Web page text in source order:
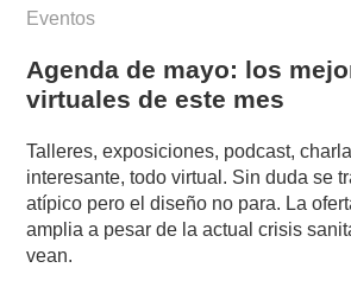
Eventos
Agenda de mayo: los
virtuales de este mes
Talleres, exposiciones, podcast,
interesante, todo virtual. Sin duda se
atípico pero el diseño no para. La
amplia a pesar de la actual crisis
vean.